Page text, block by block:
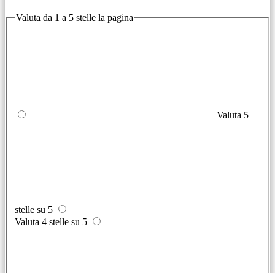
Valuta da 1 a 5 stelle la pagina
Valuta 5
stelle su 5
Valuta 4 stelle su 5